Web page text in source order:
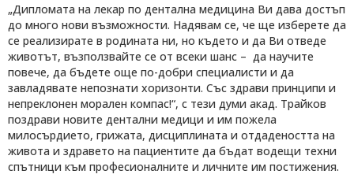
„Дипломата на лекар по дентална медицина Ви дава достъп
до много нови възможности. Надявам се, че ще изберете да
се реализирате в родината ни, но където и да Ви отведе
животът, възползвайте се от всеки шанс – да научите
повече, да бъдете още по-добри специалисти и да
завладявате непознати хоризонти. Със здрави принципи и
непреклонен морален компас!“, с тези думи акад. Трайков
поздрави новите дентални медици и им пожела
милосърдието, грижата, дисциплината и отдадеността на
живота и здравето на пациентите да бъдат водещи техни
спътници към професионалните и личните им постижения.